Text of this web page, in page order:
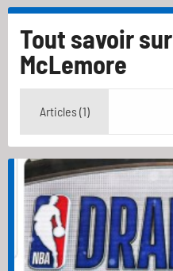
Tout savoir sur
McLemore
Articles (1)